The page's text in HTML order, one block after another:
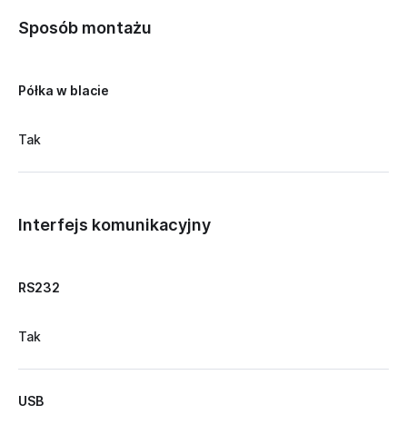
Sposób montażu
Półka w blacie
Tak
Interfejs komunikacyjny
RS232
Tak
USB